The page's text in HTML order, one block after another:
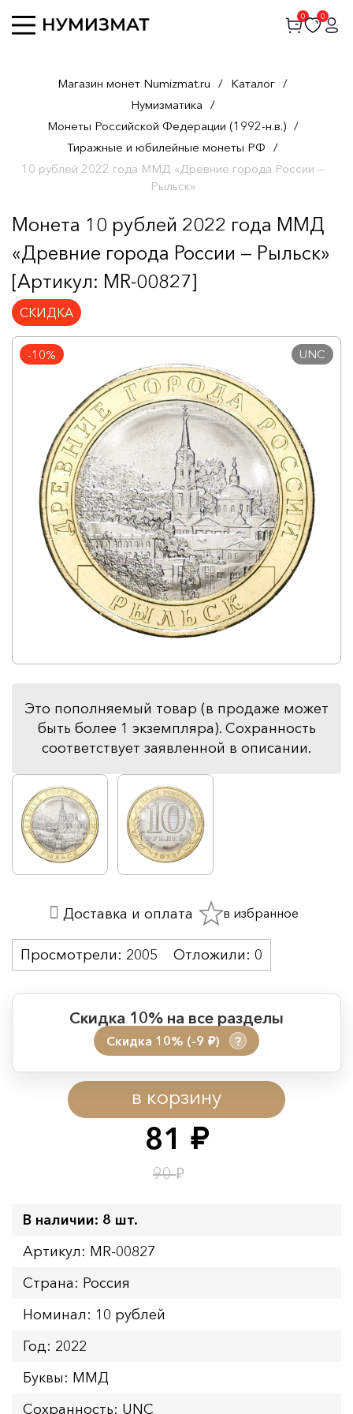
0 0
Магазин монет Numizmat.ru / Каталог /
Нумизматика /
Монеты Российской Федерации (1992-н.в.) /
Тиражные и юбилейные монеты РФ /
10 рублей 2022 года ММД «Древние города России —
Рыльск»
Монета 10 рублей 2022 года ММД
«Древние города России — Рыльск»
[Артикул: MR-00827]
СКИДКА
-10% UNC
Это пополняемый товар (в продаже может
быть более 1 экземпляра). Сохранность
соответствует заявленной в описании.
81 руб.
90₽
в корзину
Скидка 10% на все разделы
Скидка 10% (-9 руб.) ?
Период действия акции:
Начало:
08.08.2026 00:01
Окончание:
09.08.2026 23:59
Время до окончания:
Просмотрели: 2005 Отложили: 0
Доставка и оплата в избранное
В наличии: 8 шт.
Артикул: MR-00827
Страна: Россия
Номинал: 10 рублей
Год: 2022
Буквы: ММД
Сохранность: UNC